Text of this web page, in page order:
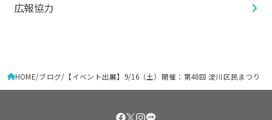
広報協力
HOME ブログ 【イベント出展】9/16（土）開催：第48回 淀川区民まつり